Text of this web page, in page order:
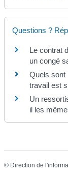
Questions ?
Le contrat
un congé
Quels sont
travail est
Un
il les
© Direction de